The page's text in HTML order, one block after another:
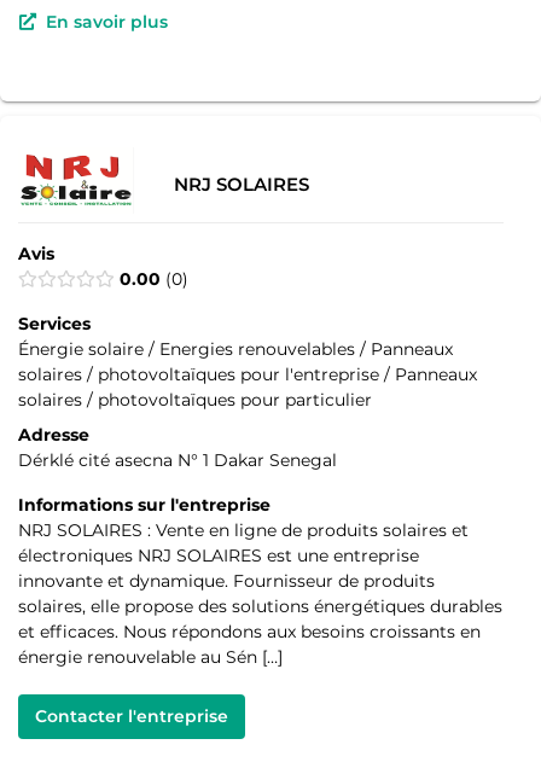
En savoir plus
NRJ SOLAIRES
Avis
0.00 0
Services
Énergie solaire / Energies renouvelables / Panneaux
solaires / photovoltaïques pour l'entreprise / Panneaux
solaires / photovoltaïques pour particulier
Adresse
Dérklé cité asecna N° 1 Dakar Senegal
Informations sur l'entreprise
NRJ SOLAIRES : Vente en ligne de produits solaires et
électroniques NRJ SOLAIRES est une entreprise
innovante et dynamique. Fournisseur de produits
solaires, elle propose des solutions énergétiques durables
et efficaces. Nous répondons aux besoins croissants en
énergie renouvelable au Sén […]
Contacter l'entreprise